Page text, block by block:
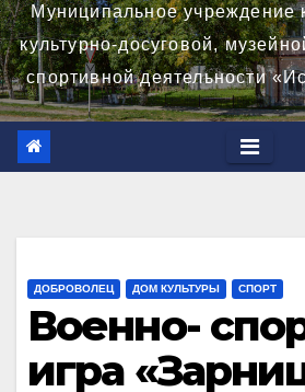
Муниципальное учреждение
культурно-досуговой,
спортивной деятельности
ДОБРОВОЛЕЦ ДОМ КУЛЬТУРЫ СПОРТ
Военно-
игра